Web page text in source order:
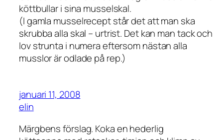
köttbullar i sina musselskal.
(I gamla musselrecept står det att man ska
skrubba alla skal – urtrist. Det kan man tack och
lov strunta i numera eftersom nästan alla
musslor är odlade på rep.)
januari 11, 2008
elin
Märgbens förslag. Koka en hederlig